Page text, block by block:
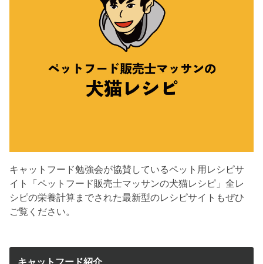
キャットフード勉強会が協賛しているペット用レシピサ
イト「ペットフード販売士マッサンの犬猫レシピ」全レ
シピの栄養計算までされた最新型のレシピサイトもぜひ
ご覧ください。
キャットフード紹介